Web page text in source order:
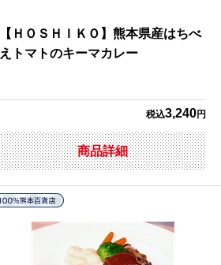
【ＨＯＳＨＩＫＯ】熊本県産はちべ
えトマトのキーマカレー
税込3,240円
商品詳細